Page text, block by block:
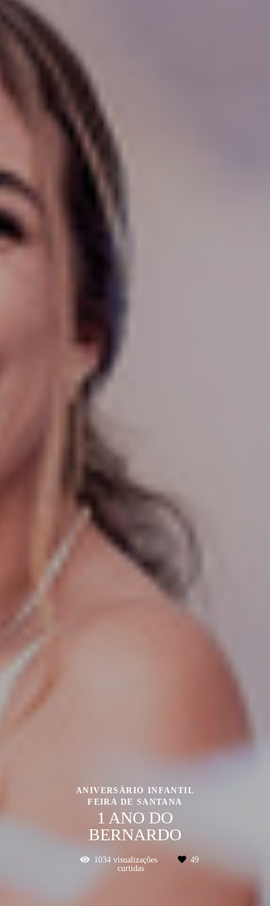
ANIVERSÁRIO INFANTIL
FEIRA DE SANTANA
1 ANO DO
BERNARDO
1034 visualizações
49
curtidas